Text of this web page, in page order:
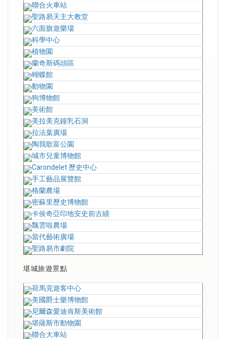
聯合火車站
聖路易天主大教堂
六面旗遊樂場
科學中心
植物園
蘭奇斯碼頭區
蝴蝶館
動物園
狗博物館
美術館
美拉美克鐘乳石洞
拉法葉廣場
陶我歌富公園
城市兒童博物館
Carondelet 歷史中心
手工藝品展覽館
格蘭農場
密蘇里歷史博物館
卡侯奇亞印地安史前古績
飄雲啦農場
當代藝術廣場
聖路易市劇院
堪城旅遊景點
荷馬克遊客中心
美國爵士樂博物館
尼爾森愛迪肯斯美術館
堪薩斯市動物園
聯合大車站